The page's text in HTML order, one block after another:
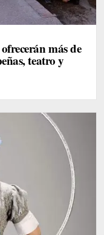
más de
teatro y